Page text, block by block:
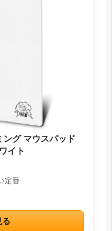
グ マウスパッド
イト
定番
る